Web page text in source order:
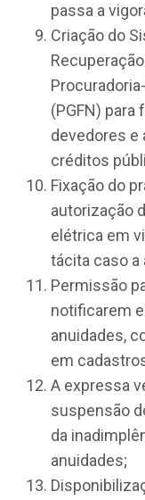
passa a
Criação do
(PGFN)
devedores e
créditos
Fixação do
autorização
elétrica em
tácita caso a
Permissão
notificarem
anuidades,
em
A expressa
suspensão
da
anuidades;